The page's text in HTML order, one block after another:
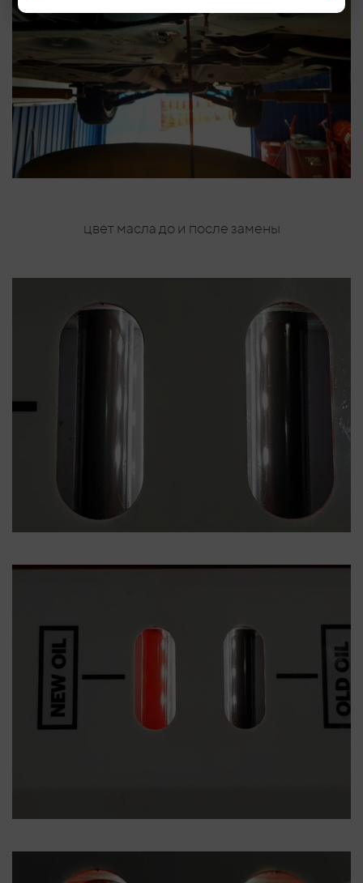
цвет масла до и после замены